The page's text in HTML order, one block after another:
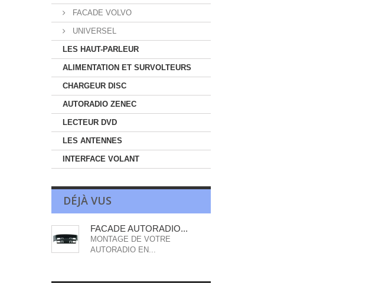
FACADE VOLVO
UNIVERSEL
LES HAUT-PARLEUR
ALIMENTATION ET SURVOLTEURS
CHARGEUR DISC
AUTORADIO ZENEC
LECTEUR DVD
LES ANTENNES
INTERFACE VOLANT
DÉJÀ VUS
FACADE AUTORADIO...
MONTAGE DE VOTRE
AUTORADIO EN...